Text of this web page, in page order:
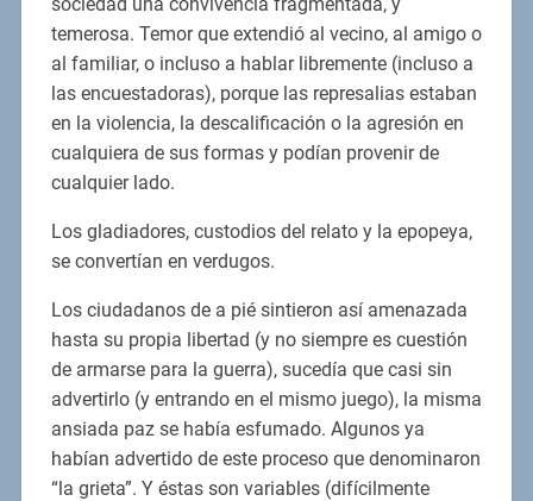
temerosa. Temor que extendió al vecino, al amigo o
al familiar, o incluso a hablar libremente (incluso a
las encuestadoras), porque las represalias estaban
en la violencia, la descalificación o la agresión en
cualquiera de sus formas y podían provenir de
cualquier lado.
Los gladiadores, custodios del relato y la epopeya,
se convertían en verdugos.
Los ciudadanos de a pié sintieron así amenazada
hasta su propia libertad (y no siempre es cuestión
de armarse para la guerra), sucedía que casi sin
advertirlo (y entrando en el mismo juego), la misma
ansiada paz se había esfumado. Algunos ya
habían advertido de este proceso que denominaron
“la grieta”. Y éstas son variables (difícilmente